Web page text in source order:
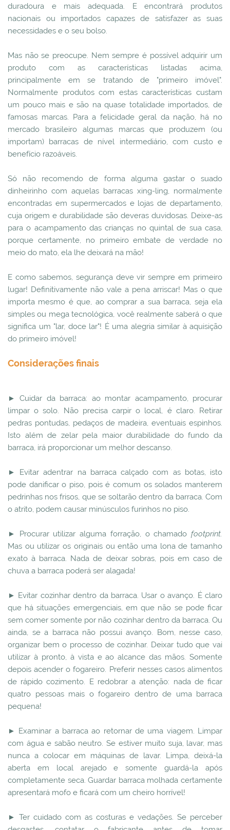
duradoura e mais adequada. E encontrará produtos
nacionais ou importados capazes de satisfazer as suas
necessidades e o seu bolso.
Mas não se preocupe. Nem sempre é possível adquirir um
produto com as características listadas acima,
principalmente em se tratando de "primeiro imóvel".
Normalmente produtos com estas características custam
um pouco mais e são na quase totalidade importados, de
famosas marcas. Para a felicidade geral da nação, há no
mercado brasileiro algumas marcas que produzem (ou
importam) barracas de nível intermediário, com custo e
benefício razoáveis.
Só não recomendo de forma alguma gastar o suado
dinheirinho com aquelas barracas xing-ling, normalmente
encontradas em supermercados e lojas de departamento,
cuja origem e durabilidade são deveras duvidosas. Deixe-as
para o acampamento das crianças no quintal de sua casa,
porque certamente, no primeiro embate de verdade no
meio do mato, ela lhe deixará na mão!
E como sabemos, segurança deve vir sempre em primeiro
lugar! Definitivamente não vale a pena arriscar! Mas o que
importa mesmo é que, ao comprar a sua barraca, seja ela
simples ou mega tecnológica, você realmente saberá o que
significa um "lar, doce lar"! É uma alegria similar à aquisição
do primeiro imóvel!
Considerações finais
► Cuidar da barraca: ao montar acampamento, procurar
limpar o solo. Não precisa carpir o local, é claro. Retirar
pedras pontudas, pedaços de madeira, eventuais espinhos.
Isto além de zelar pela maior durabilidade do fundo da
barraca, irá proporcionar um melhor descanso.
► Evitar adentrar na barraca calçado com as botas, isto
pode danificar o piso, pois é comum os solados manterem
pedrinhas nos frisos, que se soltarão dentro da barraca. Com
o atrito, podem causar minúsculos furinhos no piso.
► Procurar utilizar alguma forração, o chamado footprint.
Mas ou utilizar os originais ou então uma lona de tamanho
exato à barraca. Nada de deixar sobras, pois em caso de
chuva a barraca poderá ser alagada!
► Evitar cozinhar dentro da barraca. Usar o avanço. É claro
que há situações emergenciais, em que não se pode ficar
sem comer somente por não cozinhar dentro da barraca. Ou
ainda, se a barraca não possui avanço. Bom, nesse caso,
organizar bem o processo de cozinhar. Deixar tudo que vai
utilizar à pronto, à vista e ao alcance das mãos. Somente
depois acender o fogareiro. Preferir nesses casos alimentos
de rápido cozimento. E redobrar a atenção: nada de ficar
quatro pessoas mais o fogareiro dentro de uma barraca
pequena!
► Examinar a barraca ao retornar de uma viagem. Limpar
com água e sabão neutro. Se estiver muito suja, lavar, mas
nunca a colocar em máquinas de lavar. Limpa, deixá-la
aberta em local arejado e somente guardá-la após
completamente seca. Guardar barraca molhada certamente
apresentará mofo e ficará com um cheiro horrível!
► Ter cuidado com as costuras e vedações. Se perceber